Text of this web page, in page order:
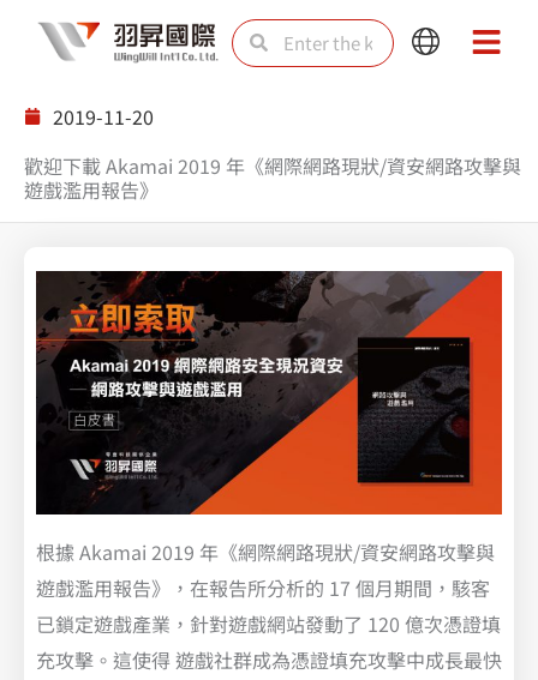
SearchSearch
Main
Main
2019-11-20
歡迎下載 Akamai 2019 年《網際網路現狀/資安網路攻擊與
遊戲濫用報告》
根據 Akamai 2019 年《網際網路現狀/資安網路攻擊與
遊戲濫用報告》，在報告所分析的 17 個月期間，駭客
已鎖定遊戲產業，針對遊戲網站發動了 120 億次憑證填
充攻擊。這使得 遊戲社群成為憑證填充攻擊中成長最快